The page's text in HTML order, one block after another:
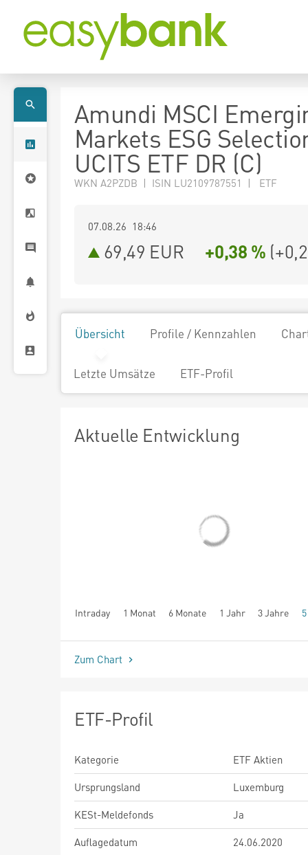
Amundi MSCI
Markets ESG
UCITS ETF DR (C)
WKN A2PZDB | ISIN LU2109787551 | ETF
07.08.26 18:46
69,49 EUR +0,38 % (
Übersicht Profile / Kennzahlen
Letzte Umsätze ETF-Profil
Aktuelle Entwicklung
Intraday 1 Monat 6 Monate 1 Jahr 3 Jahre
seit Beginn
Zum Chart
ETF-Profil
Kategorie
ETF Aktien
Ursprungsland
Luxemburg
KESt-Meldefonds
Ja
Auflagedatum
24.06.2020